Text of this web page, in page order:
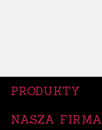
PRODUKTY
NASZA FIRMA